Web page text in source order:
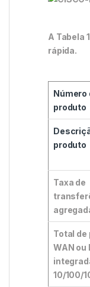
A Tabela
rápida.
Número
produto
produto
Taxa de
Total de
WAN ou
10/100/